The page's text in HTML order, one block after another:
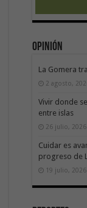
Opinión
La Gomera
2 agosto,
Vivir donde
entre islas
26 julio, 2026
Cuidar es
progreso de
19 julio, 2026